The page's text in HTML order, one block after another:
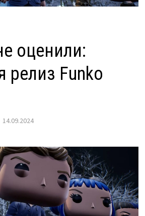
оценили:
релиз Funko
14.09.2024